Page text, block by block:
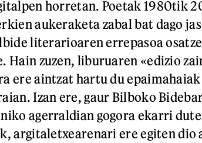
horretan. Poetak 1980tik
aukeraketa zabal bat dago
literarioaren errepasoa
Hain zuzen, liburuaren «edizio
ere aintzat hartu du
Izan ere, gaur Bilboko
agerraldian gogora ekarri
argitaletxearenari ere egiten dio